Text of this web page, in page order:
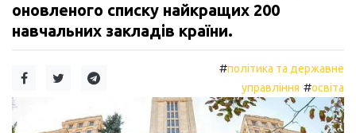
оновленого списку найкращих 200
навчальних закладів країни.
#політика та державне
управління #освіта